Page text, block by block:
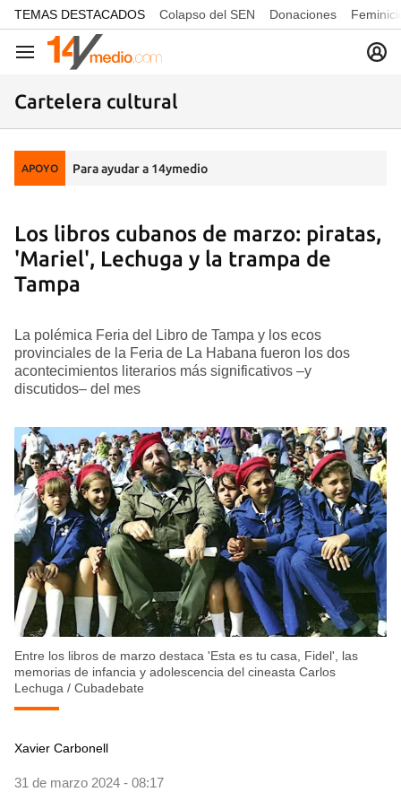
common.go-to-content
TEMAS DESTACADOS Colapso del SEN Donaciones
Navegación
Cartelera cultural
APOYO Para ayudar a 14ymedio
Los libros cubanos de marzo: piratas,
'Mariel', Lechuga y la trampa de
Tampa
La polémica Feria del Libro de Tampa y los ecos
provinciales de la Feria de La Habana fueron los dos
acontecimientos literarios más significativos –y
discutidos– del mes
Entre los libros de marzo destaca 'Esta es tu casa, Fidel', las
memorias de infancia y adolescencia del cineasta Carlos
Lechuga / Cubadebate
Xavier Carbonell
31 de marzo 2024 - 08:17